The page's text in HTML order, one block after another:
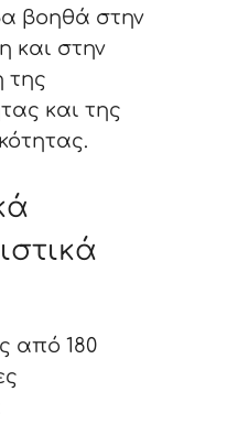
βοηθά στην
και στην
της
και της
από 180